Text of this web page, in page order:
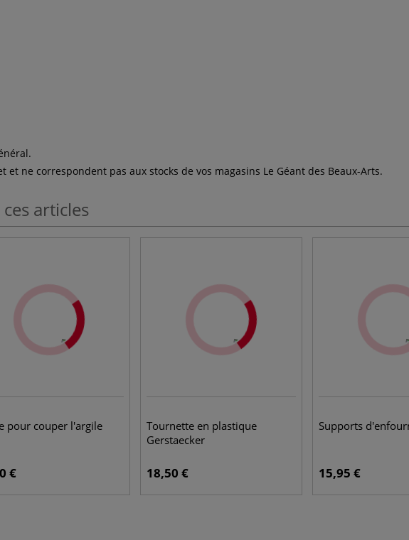
ne correspondent pas aux stocks de vos magasins Le Géant des Beaux-Arts.
articles
pour couper l'argile
€
Tournette en plastique
Gerstaecker
18,50 €
Supports
15,95 €